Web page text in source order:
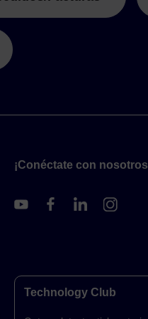
¡Conéctate con
Technology Club